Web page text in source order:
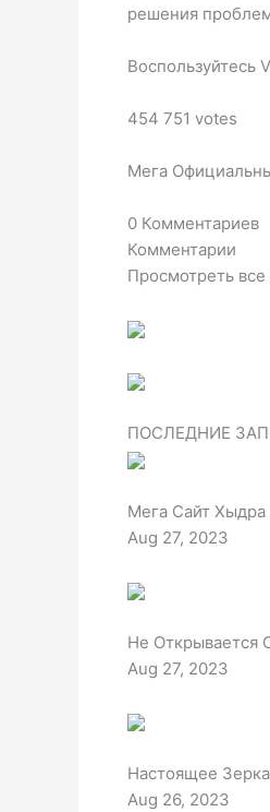
решения проблем
Воспользуйтесь
454 751 votes
Мега
0 Комментариев
Комментарии
Просмотреть
ПОСЛЕДНИЕ
Мега Сайт
Aug 27, 2023
Не Открывается
Aug 27, 2023
Настоящее
Aug 26, 2023